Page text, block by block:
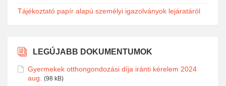
Tájékoztató papír alapú személyi igazolványok lejáratáról
LEGÚJABB DOKUMENTUMOK
Gyermekek otthongondozási díja iránti kérelem 2024
aug.
(98 kB)